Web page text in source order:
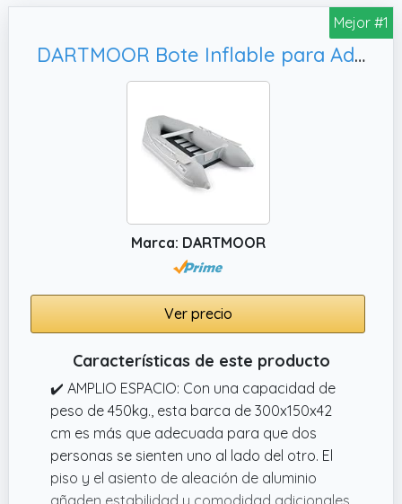
Mejor #1
DARTMOOR Bote Inflable para Adultos Bote Hinchable para Adultos Capacidad 450KG Barca Hinchable para Pesca 330X150X42CM Bote Inflable con Remo para 4 Personas
Marca: DARTMOOR
Ver precio
Características de este producto
✔️ AMPLIO ESPACIO: Con una capacidad de
peso de 450kg., esta barca de 300x150x42
cm es más que adecuada para que dos
personas se sienten uno al lado del otro. El
piso y el asiento de aleación de aluminio
añaden estabilidad y comodidad adicionales